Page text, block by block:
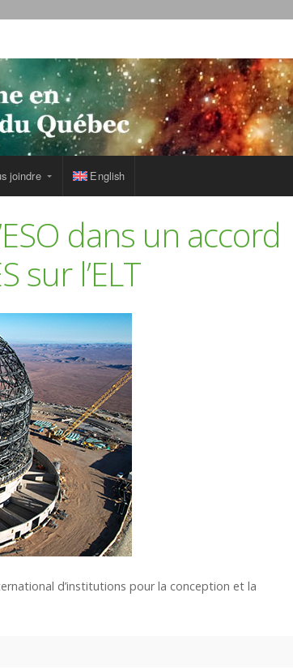
joindre English
dans un accord
sur l’ELT
d’institutions pour la conception et la